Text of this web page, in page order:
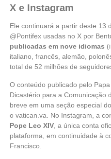
X e Instagram
Ele continuará a partir deste 13
@Pontifex usadas no X por
publicadas em nove idiomas
italiano, francês, alemão,
total de 52 milhões de
O conteúdo publicado pelo
Dicastério para a Comunicação
breve em uma seção especial
o vatican.va. No Instagram, a
Pope Leo XIV , a única conta
plataforma, em continuidade à
Francisco.